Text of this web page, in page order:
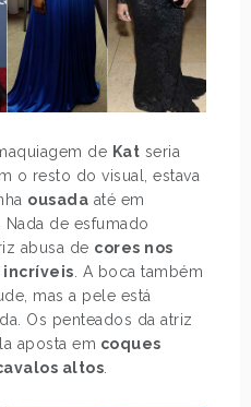
de Kat seria
o resto do visual, estava
ousada até em
de esfumado
abusa de cores nos
incríveis . A boca também
mas a pele está
Os penteados da atriz
aposta em coques
altos